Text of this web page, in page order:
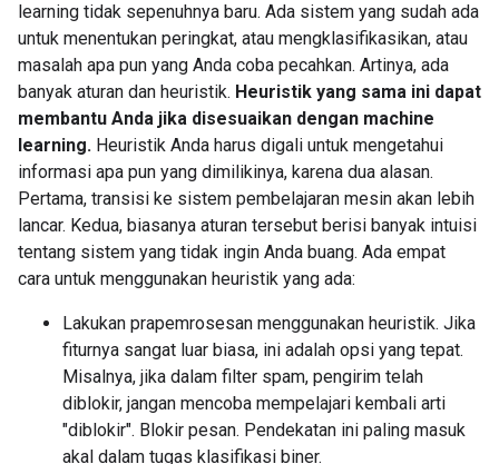
learning tidak sepenuhnya baru. Ada sistem yang sudah ada
untuk menentukan peringkat, atau mengklasifikasikan, atau
masalah apa pun yang Anda coba pecahkan. Artinya, ada
banyak aturan dan heuristik. Heuristik yang sama ini dapat
membantu Anda jika disesuaikan dengan machine
learning. Heuristik Anda harus digali untuk mengetahui
informasi apa pun yang dimilikinya, karena dua alasan.
Pertama, transisi ke sistem pembelajaran mesin akan lebih
lancar. Kedua, biasanya aturan tersebut berisi banyak intuisi
tentang sistem yang tidak ingin Anda buang. Ada empat
cara untuk menggunakan heuristik yang ada:
Lakukan prapemrosesan menggunakan heuristik. Jika
fiturnya sangat luar biasa, ini adalah opsi yang tepat.
Misalnya, jika dalam filter spam, pengirim telah
diblokir, jangan mencoba mempelajari kembali arti
"diblokir". Blokir pesan. Pendekatan ini paling masuk
akal dalam tugas klasifikasi biner.